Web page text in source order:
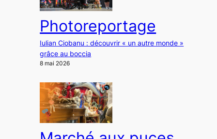
Photoreportage
Iulian Ciobanu : découvrir « un autre monde »
grâce au boccia
8 mai 2026